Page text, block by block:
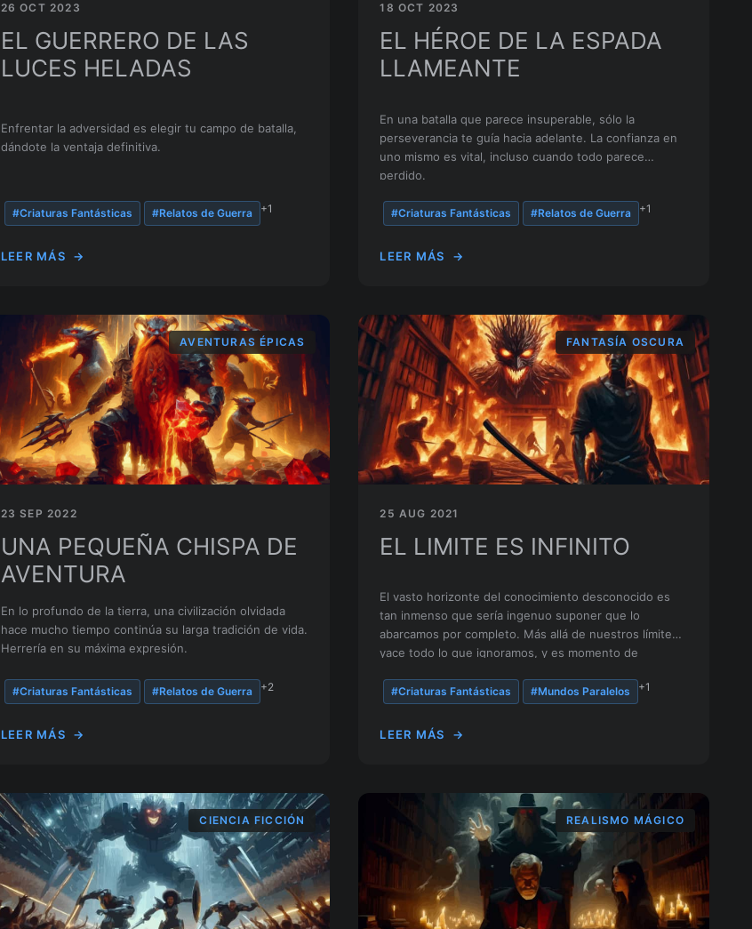
26 OCT 2023
EL GUERRERO DE LAS
LUCES HELADAS
Enfrentar la adversidad es elegir tu campo de batalla,
dándote la ventaja definitiva.
#Criaturas Fantásticas #Relatos de Guerra +1
LEER MÁS →
18 OCT 2023
EL HÉROE DE LA ESPADA
LLAMEANTE
En una batalla que parece insuperable, sólo la
perseverancia te guía hacia adelante. La confianza en
uno mismo es vital, incluso cuando todo parece
perdido.
#Criaturas Fantásticas #Relatos de Guerra +1
LEER MÁS →
AVENTURAS ÉPICAS
23 SEP 2022
UNA PEQUEÑA CHISPA DE
AVENTURA
En lo profundo de la tierra, una civilización olvidada
hace mucho tiempo continúa su larga tradición de vida.
Herrería en su máxima expresión.
#Criaturas Fantásticas #Relatos de Guerra +2
LEER MÁS →
FANTASÍA OSCURA
25 AUG 2021
EL LIMITE ES INFINITO
El vasto horizonte del conocimiento desconocido es
tan inmenso que sería ingenuo suponer que lo
abarcamos por completo. Más allá de nuestros límites
yace todo lo que ignoramos, y es momento de
#Criaturas Fantásticas #Mundos Paralelos +1
LEER MÁS →
CIENCIA FICCIÓN REALISMO MÁGICO